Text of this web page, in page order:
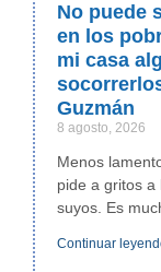
No puede
en los
mi casa
Guzmán
8 agosto, 2026
Menos
pide a gritos
suyos. Es
Continuar